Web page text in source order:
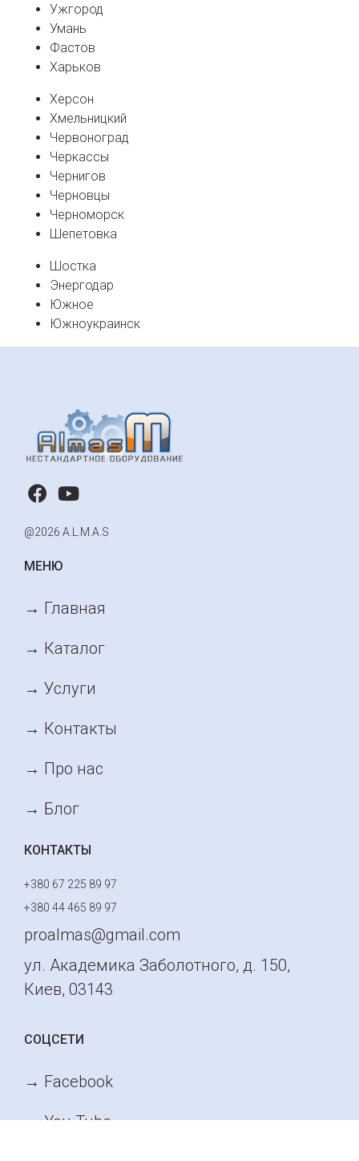
Ужгород
Умань
Фастов
Харьков
Херсон
Хмельницкий
Червоноград
Черкассы
Чернигов
Черновцы
Черноморск
Шепетовка
Шостка
Энергодар
Южное
Южноукраинск
@2026 A.L.M.A.S
МЕНЮ
→ Главная
→ Каталог
→ Услуги
→ Контакты
→ Про нас
→ Блог
КОНТАКТЫ
+380 67 225 89 97
+380 44 465 89 97
proalmas@gmail.com
ул. Академика Заболотного, д. 150,
Киев, 03143
СОЦСЕТИ
→ Facebook
→ You Tube